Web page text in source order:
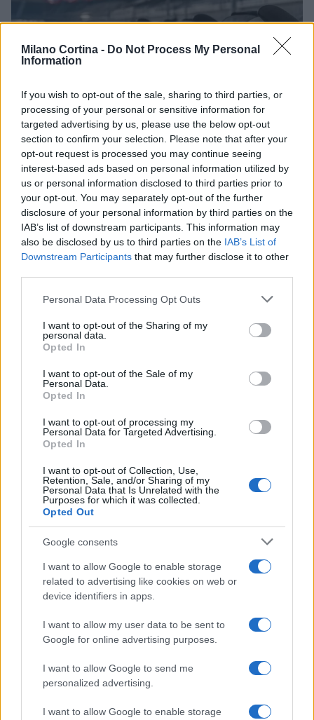
Milano Cortina - Do Not Process My Personal
Information
If you wish to opt-out of the sale, sharing to third parties, or
processing of your personal or sensitive information for
targeted advertising by us, please use the below opt-out
section to confirm your selection. Please note that after your
opt-out request is processed you may continue seeing
interest-based ads based on personal information utilized by
us or personal information disclosed to third parties prior to
your opt-out. You may separately opt-out of the further
disclosure of your personal information by third parties on the
IAB’s list of downstream participants. This information may
also be disclosed by us to third parties on the IAB’s List of
Downstream Participants that may further disclose it to other
Please note that this website/app uses one or more Google
not limited to your visit or usage behaviour. You may click to
grant or deny consent to Google and its third-party tags to
use your data for below specified purposes in below Google
consent section.
Personal Data Processing Opt Outs
I want to opt-out of the Sharing of my
personal data.
Opted In
I want to opt-out of the Sale of my
Personal Data.
Opted In
I want to opt-out of processing my
Personal Data for Targeted Advertising.
Opted In
I want to opt-out of Collection, Use,
Retention, Sale, and/or Sharing of my
Personal Data that Is Unrelated with the
Purposes for which it was collected.
Opted Out
Google consents
I want to allow Google to enable storage
related to advertising like cookies on web or
device identifiers in apps.
I want to allow my user data to be sent to
Google for online advertising purposes.
I want to allow Google to send me
personalized advertising.
I want to allow Google to enable storage
BlinkFestivalen 2026: i campioni dello sci di fondo e
biathlon in gara dal 5 al 8 agosto
Marco Tessari · 4 Ago 2026
SCI DI FONDO
Tecnica classica sci di fondo: assetto, spinta,
scivolata e frenata
Marco Tessari · 4 Ago 2026
SCI DI FONDO
Elia Barp, Giovanni Ticcò, Virginia Cena e Caterina